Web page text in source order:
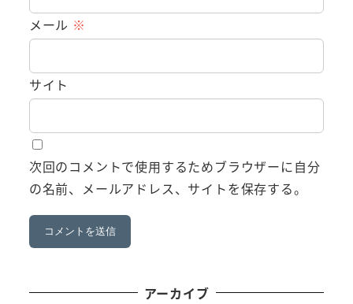
メール ※
サイト
次回のコメントで使用するためブラウザーに自分
の名前、メールアドレス、サイトを保存する。
アーカイブ